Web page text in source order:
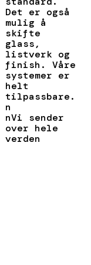
Det er også
mulig å
skifte
glass,
listverk og
finish. Våre
systemer er
helt
tilpassbare.
n
nVi sender
over hele
verden